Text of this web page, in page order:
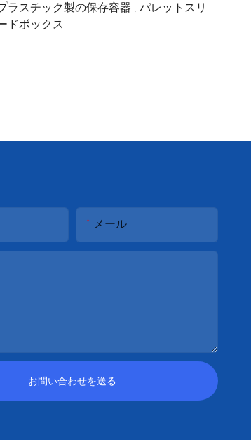
ラスチック製の保存容器 , パレットスリ
ドボックス
メール
お問い合わせを送る